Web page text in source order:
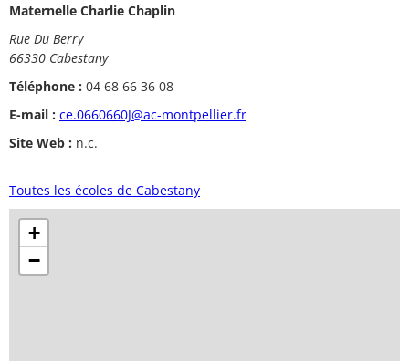
Maternelle Charlie Chaplin
Rue Du Berry
66330 Cabestany
Téléphone : 04 68 66 36 08
E-mail : ce.0660660J@ac-montpellier.fr
Site Web : n.c.
Toutes les écoles de Cabestany
+
−